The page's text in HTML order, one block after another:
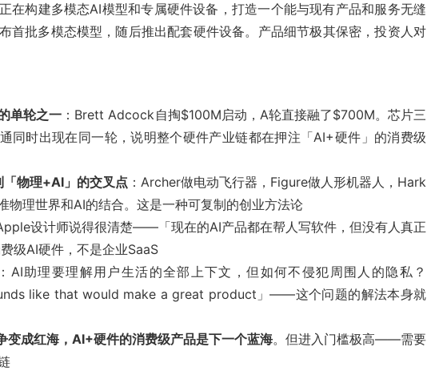
构建多模态AI模型和专属硬件设备，打造一个能与现有产品和服务无缝
首批多模态模型，随后推出配套硬件设备。产品细节极其保密，投资人对
单轮之一 ：Brett Adcock自掏$100M启动，A轮直接融了$700M。芯片三
同时出现在同一轮，说明整个硬件产业链都在押注「AI+硬件」的消费级
物理+AI」的交叉点 ：Archer做电动飞行器，Figure做人形机器人，Hark
理世界和AI的结合。这是一种可复制的创业方法论
设计师说得很清楚——「现在的AI产品都在帮人写软件，但没有人真正
级AI硬件，不是企业SaaS
：AI助理要理解用户生活的全部上下文，但如何不侵犯周围人的隐私？
like that would make a great product」——这个问题的解法本身就
变成红海，AI+硬件的消费级产品是下一个蓝海。但进入门槛极高——需要